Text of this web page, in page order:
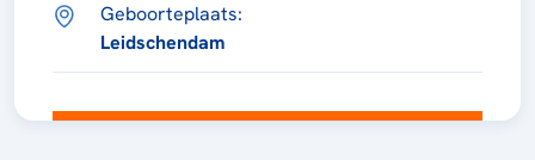
Geboorteplaats:
Leidschendam